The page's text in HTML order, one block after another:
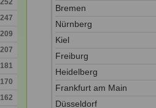
252
247
209
207
181
170
162
Bremen
Nürnberg
Kiel
Freiburg
Heidelberg
Frankfurt am Main
Düsseldorf